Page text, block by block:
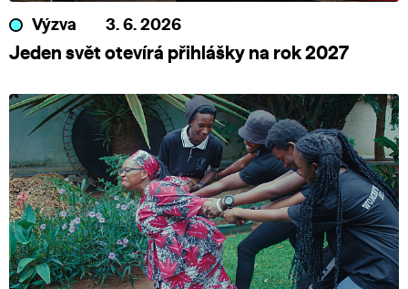
Výzva 3. 6. 2026
Jeden svět otevírá přihlášky na rok 2027